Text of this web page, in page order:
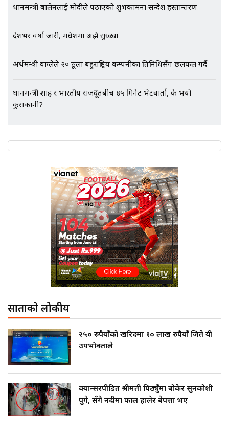
SIDHAKURA |
प्रधानमन्त्री बालेनलाई मोदीले पठाएको शुभकामना सन्देश हस्तान्तरण
देशभर वर्षा जारी, मधेशमा अझै सुख्खा
अर्थमन्त्री वाग्लेले २० ठूला बहुराष्ट्रिय कम्पनीका प्रतिनिधिसँग छलफल गर्दै
प्रधानमन्त्री शाह र भारतीय राजदूतबीच ४५ मिनेट भेटवार्ता, के भयो
कुराकानी?
साताको लोकप्रीय
२५० रुपैयाँको खरिदमा १० लाख रुपैयाँ जिते यी
उपभोक्ताले
क्यान्सरपीडित श्रीमती पिठ्युँमा बोकेर सुनकोशी
पुगे, सँगै नदीमा फाल हालेर बेपत्ता भए